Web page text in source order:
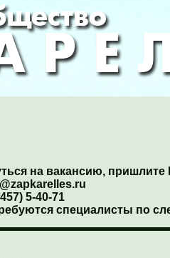
на вакансию, пришлите
5-40-71
специалисты по